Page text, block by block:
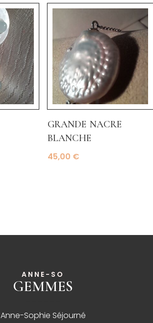
grande nacre
blanche
45,00 €
ANNE-SO
GEMMES
Anne-Sophie Séjourné